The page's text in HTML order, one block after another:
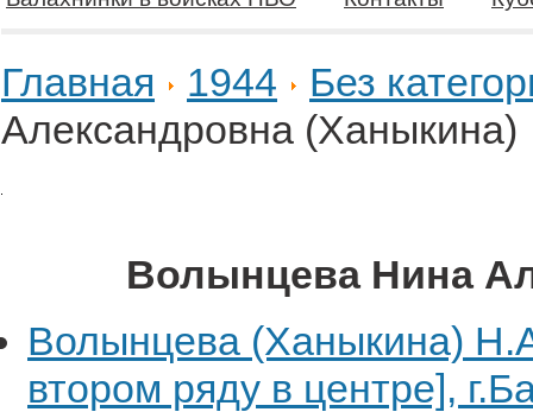
Главная 1944
Без
Александровна (Ханыкина)
Волынцева Нина
Волынцева (Ханыкина)
втором ряду в центре],